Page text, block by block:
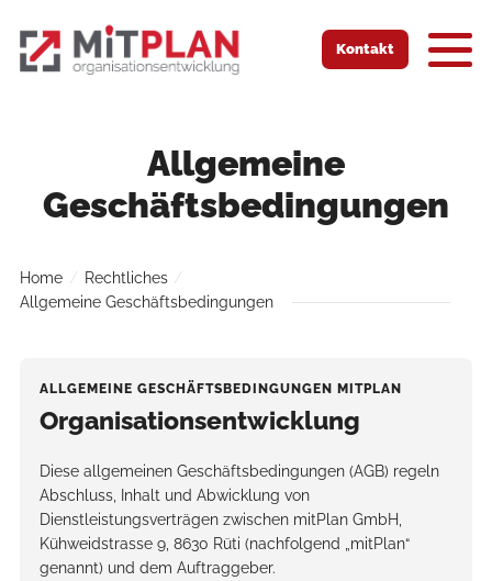
Kontakt
Home
Rechtliches
Allgemeine Geschäftsbedingungen
Allgemeine
Geschäftsbedingungen
ALLGEMEINE GESCHÄFTSBEDINGUNGEN MITPLAN
Organisationsentwicklung
Diese allgemeinen Geschäftsbedingungen (AGB) regeln
Abschluss, Inhalt und Abwicklung von
Dienstleistungsverträgen zwischen mitPlan GmbH,
Kühweidstrasse 9, 8630 Rüti (nachfolgend „mitPlan“
genannt) und dem Auftraggeber.